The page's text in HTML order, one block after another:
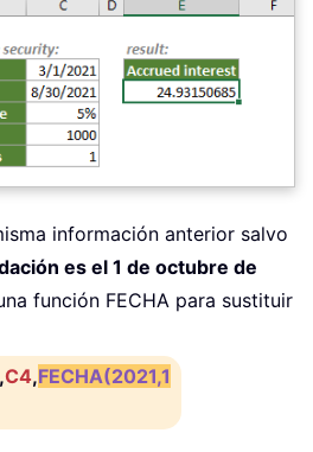
información anterior salvo
es el 1 de octubre de
función FECHA para sustituir
,C4,FECHA(2021,1